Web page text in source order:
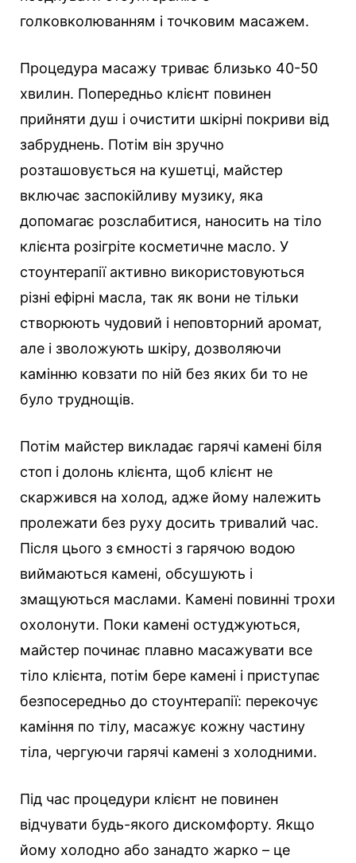
голковколюванням і точковим масажем.
Процедура масажу триває близько 40-50
хвилин. Попередньо клієнт повинен
прийняти душ і очистити шкірні покриви від
забруднень. Потім він зручно
розташовується на кушетці, майстер
включає заспокійливу музику, яка
допомагає розслабитися, наносить на тіло
клієнта розігріте косметичне масло. У
стоунтерапії активно використовуються
різні ефірні масла, так як вони не тільки
створюють чудовий і неповторний аромат,
але і зволожують шкіру, дозволяючи
камінню ковзати по ній без яких би то не
було труднощів.
Потім майстер викладає гарячі камені біля
стоп і долонь клієнта, щоб клієнт не
скаржився на холод, адже йому належить
пролежати без руху досить тривалий час.
Після цього з ємності з гарячою водою
виймаються камені, обсушують і
змащуються маслами. Камені повинні трохи
охолонути. Поки камені остуджуються,
майстер починає плавно масажувати все
тіло клієнта, потім бере камені і приступає
безпосередньо до стоунтерапії: перекочує
каміння по тілу, масажує кожну частину
тіла, чергуючи гарячі камені з холодними.
Під час процедури клієнт не повинен
відчувати будь-якого дискомфорту. Якщо
йому холодно або занадто жарко – це